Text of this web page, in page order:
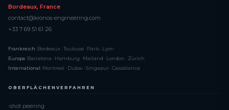
Bordeaux, France
contact@kronos-engineering.com
+33 7 69 51 61 26
Frankreich: Bordeaux · Toulouse · Paris · Lyon
Europa: Barcelona · Hamburg · Mailand · London · Zürich
International: Montreal · Dubai · Singapur · Casablanca
OBERFLÄCHENVERFAHREN
shot peening